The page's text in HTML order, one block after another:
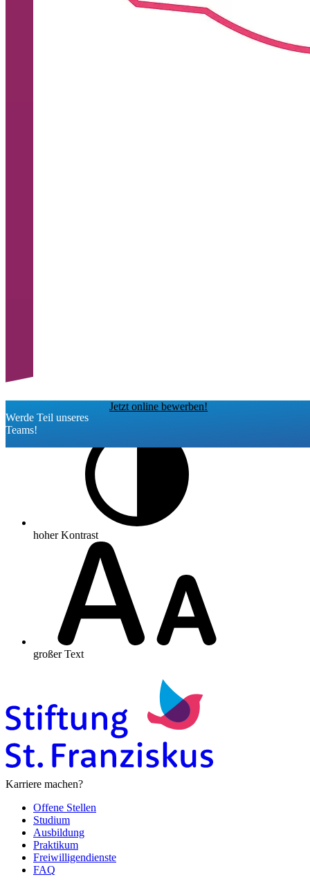
Werde Teil unseres
Teams!
Jetzt online bewerben!
hoher Kontrast
großer Text
Karriere machen?
Offene Stellen
Studium
Ausbildung
Praktikum
Freiwilligendienste
FAQ